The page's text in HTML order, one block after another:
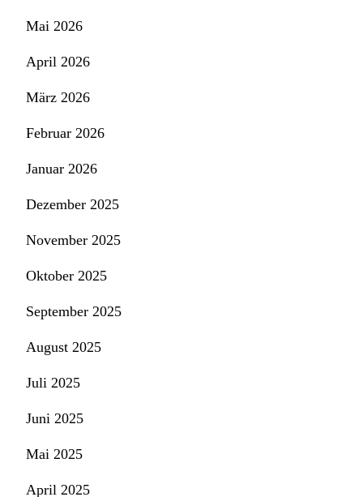
Mai 2026
April 2026
März 2026
Februar 2026
Januar 2026
Dezember 2025
November 2025
Oktober 2025
September 2025
August 2025
Juli 2025
Juni 2025
Mai 2025
April 2025